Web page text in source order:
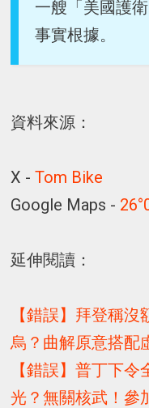
一艘「美國護
事實根據。
資料來源：
X -Tom Bike
Google Maps -
延伸閱讀：
【錯誤】拜登稱沒
烏？曲解原意搭配
【錯誤】普丁下
光？無關核武！參